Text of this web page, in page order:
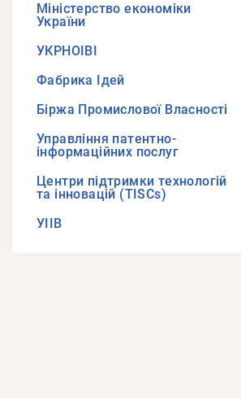
Міністерство економіки
України
УКРНОІВІ
Фабрика Ідей
Біржа Промислової Власності
Управління патентно-
інформаційних послуг
Центри підтримки технологій
та інновацій (TISCs)
УІІВ